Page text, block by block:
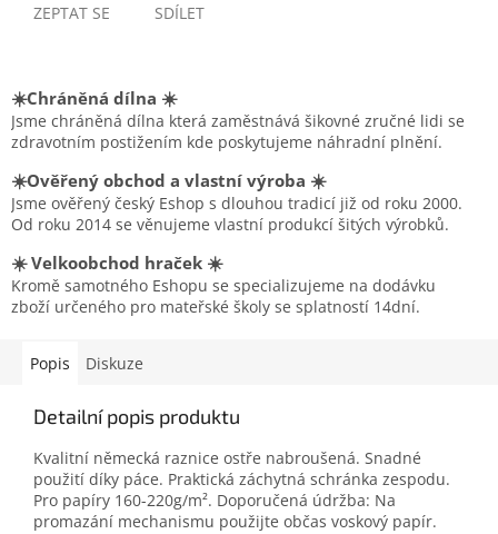
ZEPTAT SE SDÍLET
☀️Chráněná dílna ☀️
Jsme chráněná dílna která zaměstnává šikovné zručné lidi se
zdravotním postižením kde poskytujeme náhradní plnění.
☀️Ověřený obchod a vlastní výroba ☀️
Jsme ověřený český Eshop s dlouhou tradicí již od roku 2000.
Od roku 2014 se věnujeme vlastní produkcí šitých výrobků.
☀️ Velkoobchod hraček ☀️
Kromě samotného Eshopu se specializujeme na dodávku
zboží určeného pro mateřské školy se splatností 14dní.
Popis Diskuze
Detailní popis produktu
Kvalitní německá raznice ostře nabroušená. Snadné
použití díky páce. Praktická záchytná schránka zespodu.
Pro papíry 160-220g/m². Doporučená údržba: Na
promazání mechanismu použijte občas voskový papír.